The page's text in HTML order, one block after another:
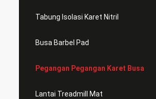
Tabung Isolasi Karet Nitril
Busa Barbel Pad
Pegangan Pegangan Karet Busa
Lantai Treadmill Mat